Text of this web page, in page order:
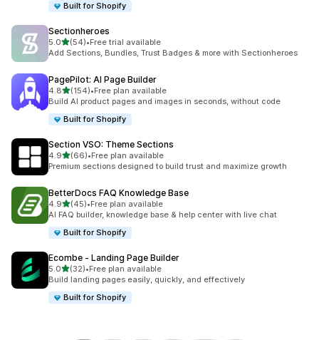
Built for Shopify
Sectionheroes
5.0เต็ม 5 ดาว
(54)
ทั้งหมด 54 รีวิว
•Free trial available
Add Sections, Bundles, Trust Badges & more with Sectionheroes
PagePilot: AI Page Builder
4.8เต็ม 5 ดาว
(154)
ทั้งหมด 154 รีวิว
•Free plan available
Build AI product pages and images in seconds, without code
Built for Shopify
Section VSO: Theme Sections
4.9เต็ม 5 ดาว
(66)
ทั้งหมด 66 รีวิว
•Free plan available
Premium sections designed to build trust and maximize growth
BetterDocs FAQ Knowledge Base
4.9เต็ม 5 ดาว
(45)
ทั้งหมด 45 รีวิว
•Free plan available
AI FAQ builder, knowledge base & help center with live chat
Built for Shopify
Ecombe ‑ Landing Page Builder
5.0เต็ม 5 ดาว
(32)
ทั้งหมด 32 รีวิว
•Free plan available
Build landing pages easily, quickly, and effectively
Built for Shopify